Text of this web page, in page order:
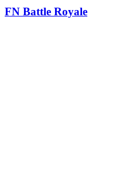
FN Battle Royale